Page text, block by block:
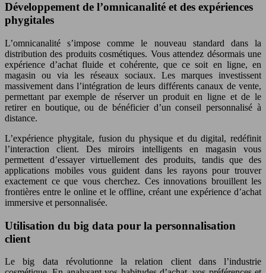
Développement de l’omnicanalité et des expériences
phygitales
L’omnicanalité s’impose comme le nouveau standard dans la
distribution des produits cosmétiques. Vous attendez désormais une
expérience d’achat fluide et cohérente, que ce soit en ligne, en
magasin ou via les réseaux sociaux. Les marques investissent
massivement dans l’intégration de leurs différents canaux de vente,
permettant par exemple de réserver un produit en ligne et de le
retirer en boutique, ou de bénéficier d’un conseil personnalisé à
distance.
L’expérience phygitale, fusion du physique et du digital, redéfinit
l’interaction client. Des miroirs intelligents en magasin vous
permettent d’essayer virtuellement des produits, tandis que des
applications mobiles vous guident dans les rayons pour trouver
exactement ce que vous cherchez. Ces innovations brouillent les
frontières entre le online et le offline, créant une expérience d’achat
immersive et personnalisée.
Utilisation du big data pour la personnalisation
client
Le big data révolutionne la relation client dans l’industrie